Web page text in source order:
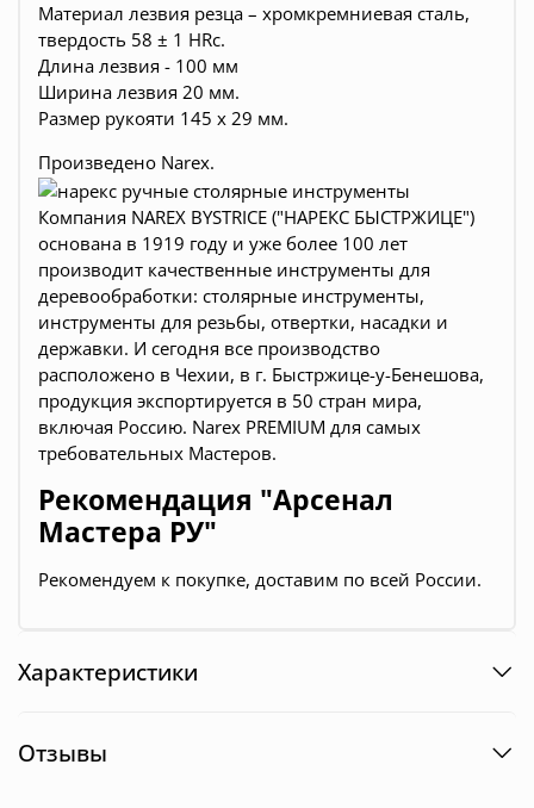
Материал лезвия резца – хромкремниевая сталь,
твердость 58 ± 1 HRc.
Длина лезвия - 100 мм
Ширина лезвия 20 мм.
Размер рукояти 145 х 29 мм.
Произведено Narex.
Компания NAREX BYSTRICE ("НАРЕКС БЫСТРЖИЦЕ")
основана в 1919 году и уже более 100 лет
производит качественные инструменты для
деревообработки: столярные инструменты,
инструменты для резьбы, отвертки, насадки и
державки. И сегодня все производство
расположено в Чехии, в г. Быстржице-у-Бенешова,
продукция экспортируется в 50 стран мира,
включая Россию. Narex PREMIUM для самых
требовательных Мастеров.
Рекомендация "Арсенал
Мастера РУ"
Рекомендуем к покупке, доставим по всей России.
Характеристики
Отзывы